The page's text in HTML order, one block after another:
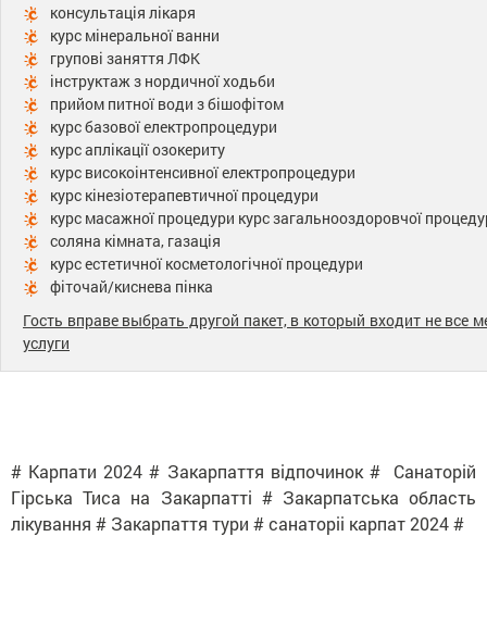
консультація лікаря
курс мінеральної ванни
групові заняття ЛФК
інструктаж з нордичної ходьби
прийом питної води з бішофітом
курс базової електропроцедури
курс аплікації озокериту
курс високоінтенсивної електропроцедури
курс кінезіотерапевтичної процедури
курс масажної процедури курс загальнооздоровчої
соляна кімната, газація
курс естетичної косметологічної процедури
фіточай/киснева пінка
Гость вправе выбрать другой пакет, в который входит не все
услуги
# Карпати 2024 # Закарпаття відпочинок # Санаторій
Гірська Тиса на Закарпатті # Закарпатська область
лікування # Закарпаття тури # санаторіі карпат 2024 #